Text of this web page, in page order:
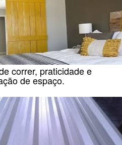
correr, praticidade e
de espaço.